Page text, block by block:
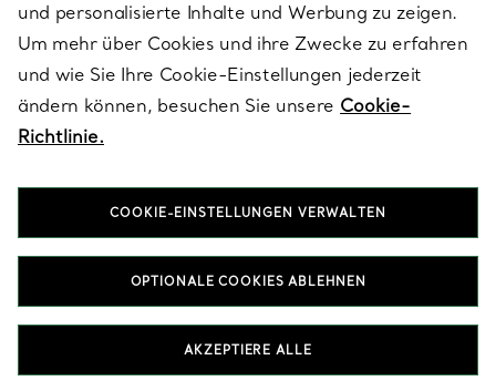
RECHTLICHE HINWEISE
FOLGEN SIE UNS
T&Co. 2026
und personalisierte Inhalte und Werbung zu zeigen.
Um mehr über Cookies und ihre Zwecke zu erfahren
und wie Sie Ihre Cookie-Einstellungen jederzeit
ändern können, besuchen Sie unsere Cookie-
Richtlinie.
COOKIE-EINSTELLUNGEN VERWALTEN
OPTIONALE COOKIES ABLEHNEN
AKZEPTIERE ALLE